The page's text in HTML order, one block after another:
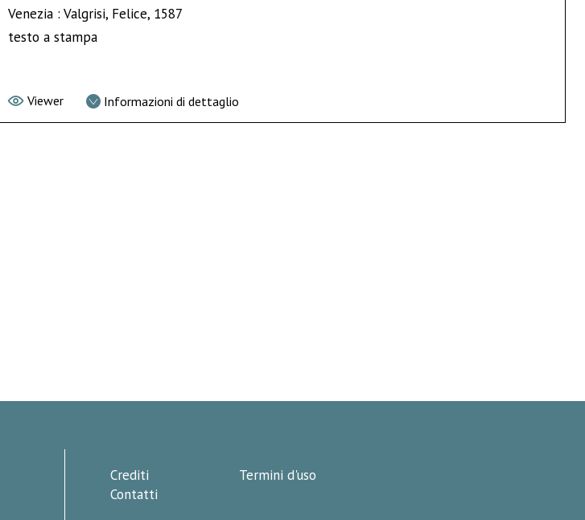
Venezia : Valgrisi, Felice, 1587
testo a stampa
Viewer Informazioni di dettaglio
Crediti
Contatti
Termini d'uso